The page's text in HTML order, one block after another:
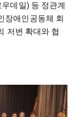
우데일) 등 정관계
장애인공동체 회
저변 확대와 협